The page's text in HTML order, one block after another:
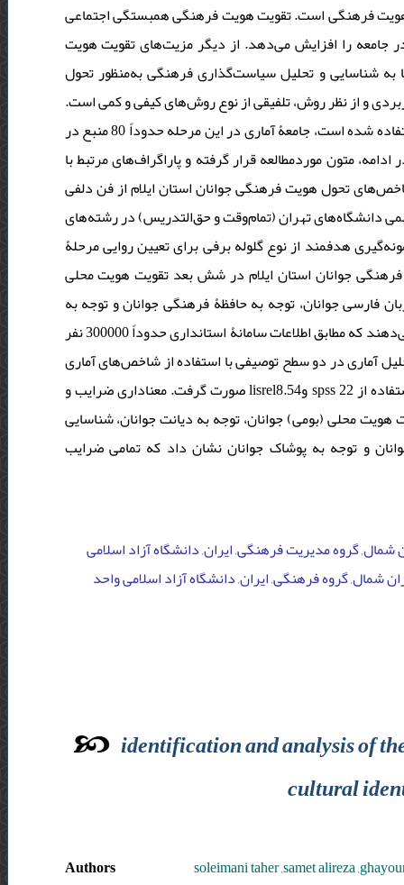
فرهنگی است. تقویت هویت فرهنگی همبستگی اجتماعی
جامعه را افزایش می‌دهد. از دیگر مزیت‌‌های تقویت هویت
شناسایی و تحلیل سیاست‌گذاری فرهنگی به‌منظور تحول
و از نظر روش، تلفیقی از نوع روش‌های کیفی و کمی است.
در مرحله اول از روش کیفی تحلیل محتوا (قیاسی) جهت جمع‌آوری اطلاعات استفاده شده است، جامعۀ آماری در این مرحله حدوداً 80 منبع در
متون موردمطالعه قرار گرفته و پاراگراف‌های مرتبط با
تحول هویت فرهنگی جوانان استان ایلام از فن دلفی
از خبرگان و اعضای هیئت‌علمی دانشگاه‌های تهران (تمام‌وقت و حق‌التدریس) در رشته‌های
هدفمند از نوع گلوله برفی برای تعیین روایی مرحلۀ
جوانان استان ایلام در شش بعد تقویت هویت محلی
فارسی جوانان، توجه به حافظۀ فرهنگی جوانان و توجه به
پوشاک جوانان ارائه شد. جامعۀ آماری پژوهش را جوانان استان ایلام تشکیل می‌دهند که مطابق اطلاعات سامانۀ استانداری حدوداً 300000 نفر
نفر برآورد شده و تجزیه‌وتحلیل آماری در دو سطح توصیفی با استفاده از شاخص‌های آماری
(نظیر فراوانی، درصد و میانگین) و سطح استنباطی تحلیل عاملی تاییدی، با استفاده از spss 22 وlisrel8.54 صورت گرفت. معناداری ضرایب و
محلی (بومی) جوانان، توجه به دیانت جوانان، شناسایی
و توجه به پوشاک جوانان نشان داد که تمامی ضرایب
شمال, گروه مدیریت فرهنگی, ایران, دانشگاه آزاد اسلامی
شمال, گروه فرهنگی, ایران, دانشگاه آزاد اسلامی واحد
identification and analysis of
cultural
Authors
soleimani taher ,samet alireza